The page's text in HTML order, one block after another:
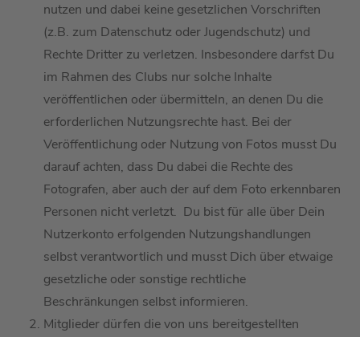
nutzen und dabei keine gesetzlichen Vorschriften
(z.B. zum Datenschutz oderJugendschutz) und
Rechte Dritter zu verletzen. Insbesondere darfst Du
im Rahmen des Clubs nur solche Inhalte
veröffentlichen oder übermitteln, an denen Du die
erforderlichen Nutzungsrechte hast. Bei der
Veröffentlichung oder Nutzung von Fotos musst Du
darauf achten, dass Du dabei die Rechte des
Fotografen, aber auch der auf dem Foto erkennbaren
Personen nicht verletzt. Du bist für alle über Dein
Nutzerkonto erfolgenden Nutzungshandlungen
selbst verantwortlich und musst Dich über etwaige
gesetzliche oder sonstige rechtliche
Beschränkungen selbst informieren.
Mitglieder dürfen die von uns bereitgestellten